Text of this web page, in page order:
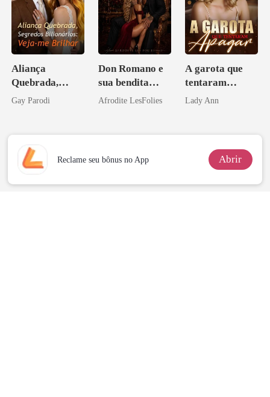
Aliança
Quebrada,
Segredos
Gay Parodi
Don Romano e
sua bendita
ruína
Afrodite LesFolies
A garota que
tentaram
apagar
Lady Ann
Reclame seu bônus no App Abrir